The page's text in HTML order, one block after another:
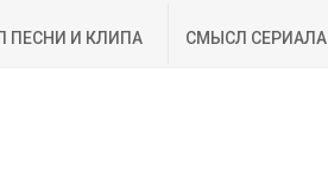
ПЕСНИ И КЛИПА СМЫСЛ СЕРИАЛА